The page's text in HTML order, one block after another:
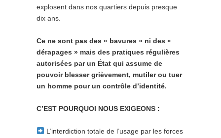
explosent dans nos quartiers depuis presque
dix ans.
Ce ne sont pas des « bavures » ni des «
dérapages » mais des pratiques régulières
autorisées par un État qui assume de
pouvoir blesser grièvement, mutiler ou tuer
un homme pour un contrôle d’identité.
C’EST POURQUOI NOUS EXIGEONS :
L’interdiction totale de l’usage par les forces